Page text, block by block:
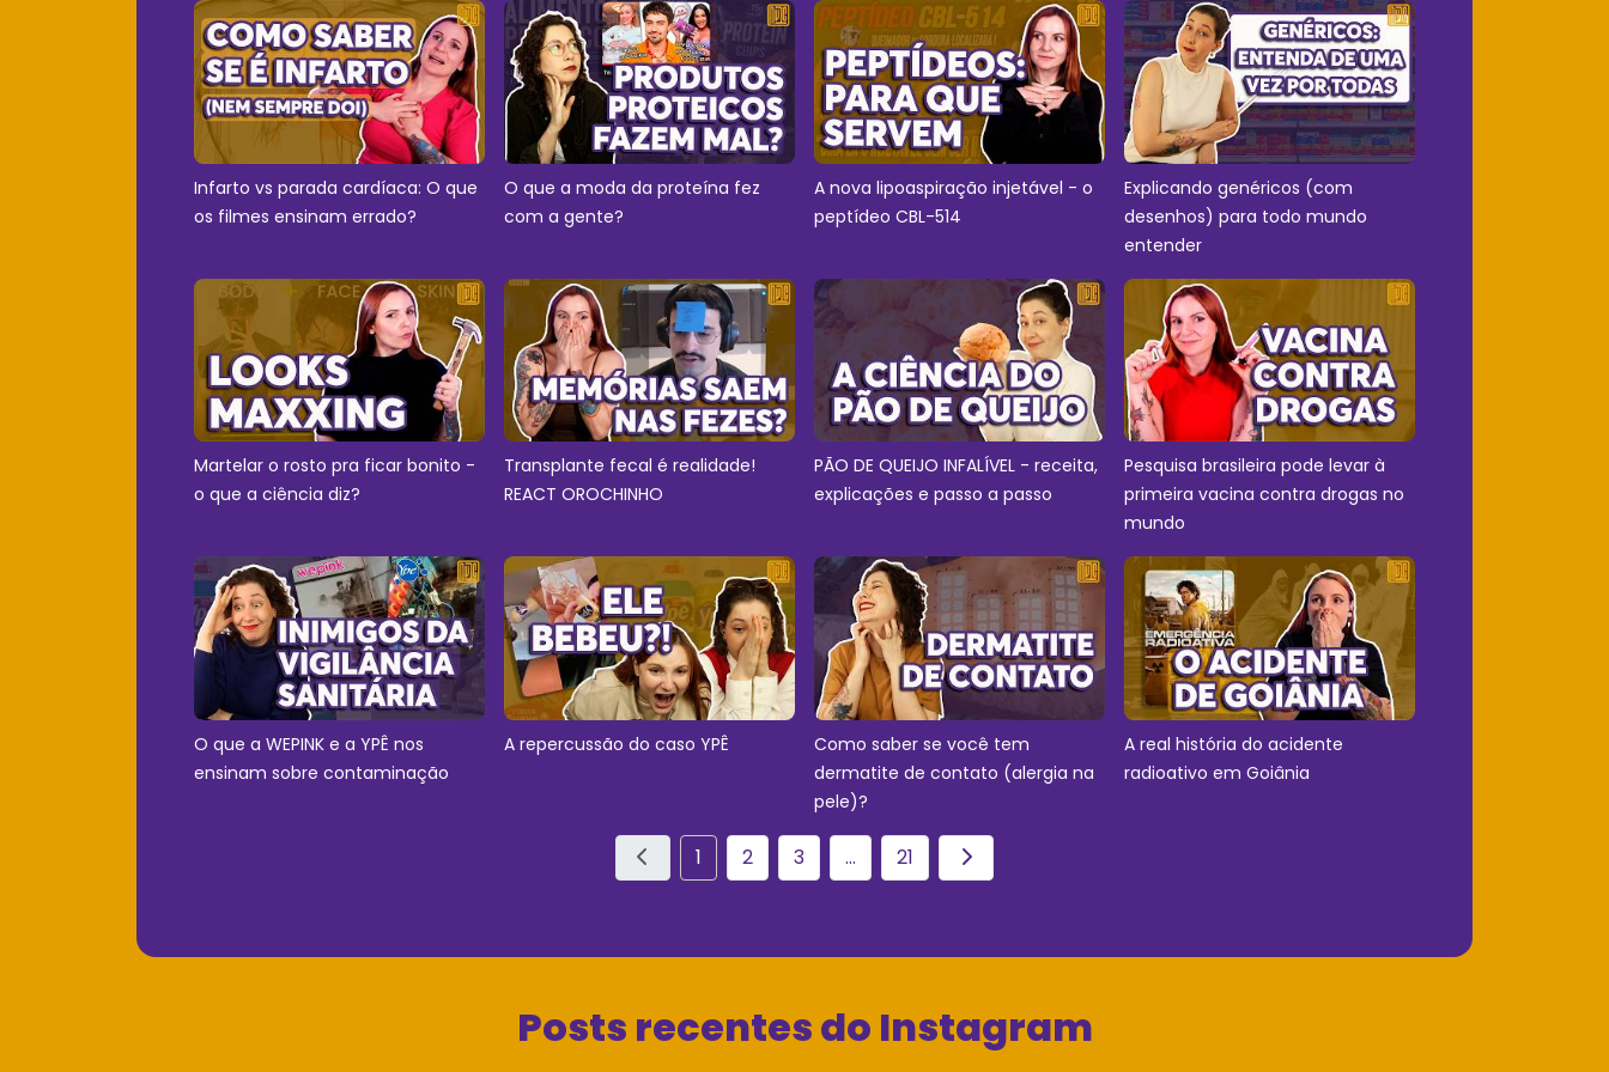
Infarto vs parada cardíaca: O que
os filmes ensinam errado?
O que a moda da proteína fez
com a gente?
A nova lipoaspiração injetável - o
peptídeo CBL-514
Explicando genéricos (com
desenhos) para todo mundo
entender
Martelar o rosto pra ficar bonito -
o que a ciência diz?
Transplante fecal é realidade!
REACT OROCHINHO
PÃO DE QUEIJO INFALÍVEL - receita,
explicações e passo a passo
Pesquisa brasileira pode levar à
primeira vacina contra drogas no
mundo
O que a WEPINK e a YPÊ nos
ensinam sobre contaminação
A repercussão do caso YPÊ
Como saber se você tem
dermatite de contato (alergia na
pele)?
A real história do acidente
radioativo em Goiânia
1 2 3 ... 21
Posts recentes do Instagram